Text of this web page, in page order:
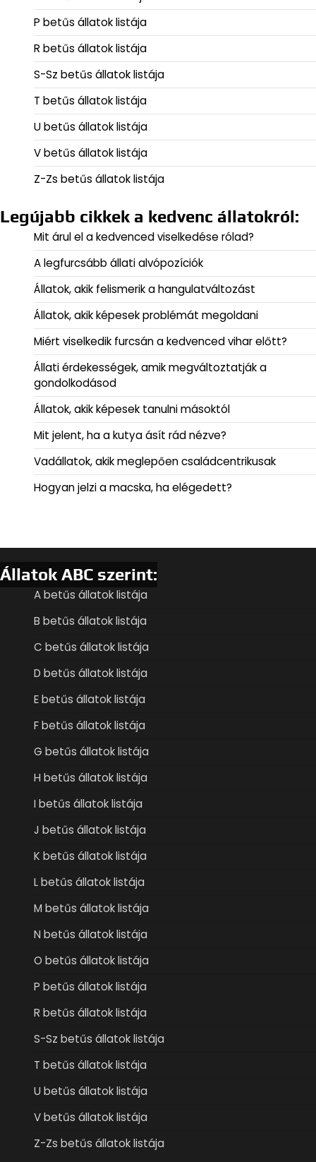
P betűs állatok listája
R betűs állatok listája
S-Sz betűs állatok listája
T betűs állatok listája
U betűs állatok listája
V betűs állatok listája
Z-Zs betűs állatok listája
Legújabb cikkek a kedvenc állatokról:
Mit árul el a kedvenced viselkedése rólad?
A legfurcsább állati alvópozíciók
Állatok, akik felismerik a hangulatváltozást
Állatok, akik képesek problémát megoldani
Miért viselkedik furcsán a kedvenced vihar előtt?
Állati érdekességek, amik megváltoztatják a
gondolkodásod
Állatok, akik képesek tanulni másoktól
Mit jelent, ha a kutya ásít rád nézve?
Vadállatok, akik meglepően családcentrikusak
Hogyan jelzi a macska, ha elégedett?
Állatok ABC szerint:
A betűs állatok listája
B betűs állatok listája
C betűs állatok listája
D betűs állatok listája
E betűs állatok listája
F betűs állatok listája
G betűs állatok listája
H betűs állatok listája
I betűs állatok listája
J betűs állatok listája
K betűs állatok listája
L betűs állatok listája
M betűs állatok listája
N betűs állatok listája
O betűs állatok listája
P betűs állatok listája
R betűs állatok listája
S-Sz betűs állatok listája
T betűs állatok listája
U betűs állatok listája
V betűs állatok listája
Z-Zs betűs állatok listája